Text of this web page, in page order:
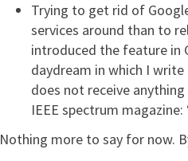
Trying to get rid of
services around than to
introduced the feature in
daydream in which I
does not receive
IEEE spectrum magazine:
Nothing more to say for now.